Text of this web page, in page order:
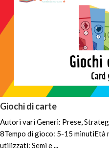
Giochi di carte
Autori vari Generi: Prese,
8Tempo di gioco: 5-15 minutiEtà
utilizzati: Semi e ...